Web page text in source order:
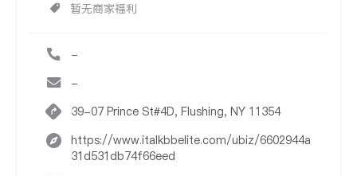
暂无商家福利
-
-
39-07 Prince St#4D, Flushing, NY 11354
https://www.italkbbelite.com/ubiz/6602944a
31d531db74f66eed